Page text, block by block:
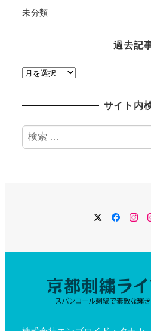
未分類
過去記
過
サイト内
検
索
Twitter